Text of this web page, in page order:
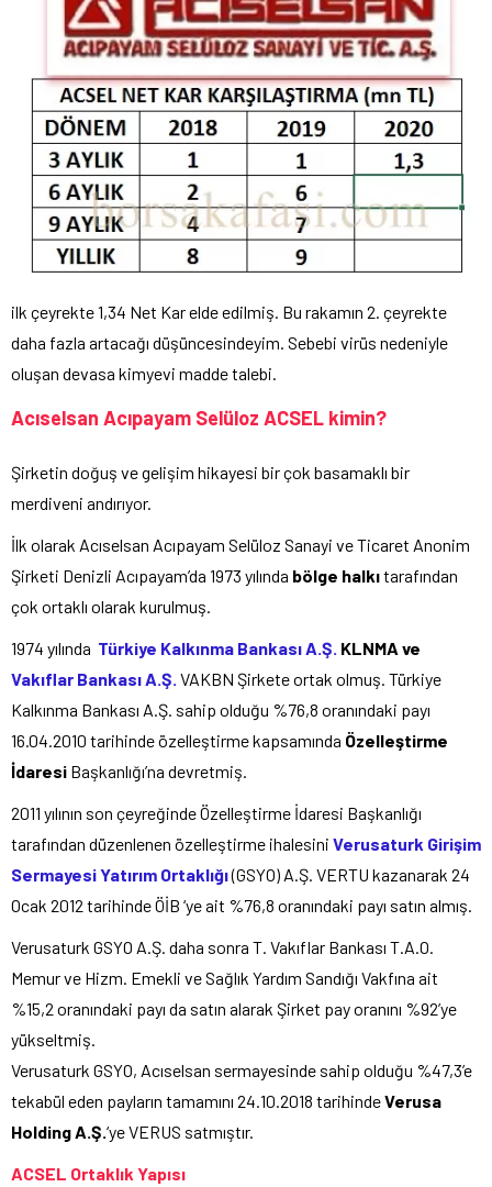
ilk çeyrekte 1,34 Net Kar elde edilmiş. Bu rakamın 2. çeyrekte
daha fazla artacağı düşüncesindeyim. Sebebi virüs nedeniyle
oluşan devasa kimyevi madde talebi.
Acıselsan Acıpayam Selüloz ACSEL kimin?
Şirketin doğuş ve gelişim hikayesi bir çok basamaklı bir
merdiveni andırıyor.
İlk olarak Acıselsan Acıpayam Selüloz Sanayi ve Ticaret Anonim
Şirketi Denizli Acıpayam’da 1973 yılında bölge halkıtarafından
çok ortaklı olarak kurulmuş.
1974 yılında Türkiye Kalkınma Bankası A.Ş. KLNMA ve
Vakıflar Bankası A.Ş. VAKBN Şirkete ortak olmuş. Türkiye
Kalkınma Bankası A.Ş. sahip olduğu %76,8 oranındaki payı
16.04.2010 tarihinde özelleştirme kapsamında Özelleştirme
İdaresi Başkanlığı’na devretmiş.
2011 yılının son çeyreğinde Özelleştirme İdaresi Başkanlığı
tarafından düzenlenen özelleştirme ihalesini Verusaturk Girişim
Sermayesi Yatırım Ortaklığı(GSYO) A.Ş. VERTU kazanarak 24
Ocak 2012 tarihinde ÖİB ‘ye ait %76,8 oranındaki payı satın almış.
Verusaturk GSYO A.Ş. daha sonra T. Vakıflar Bankası T.A.O.
Memur ve Hizm. Emekli ve Sağlık Yardım Sandığı Vakfına ait
%15,2 oranındaki payı da satın alarak Şirket pay oranını %92’ye
yükseltmiş.
Verusaturk GSYO, Acıselsan sermayesinde sahip olduğu %47,3’e
tekabül eden payların tamamını 24.10.2018 tarihindeVerusa
Holding A.Ş. ‘ye VERUS satmıştır.
ACSEL Ortaklık Yapısı